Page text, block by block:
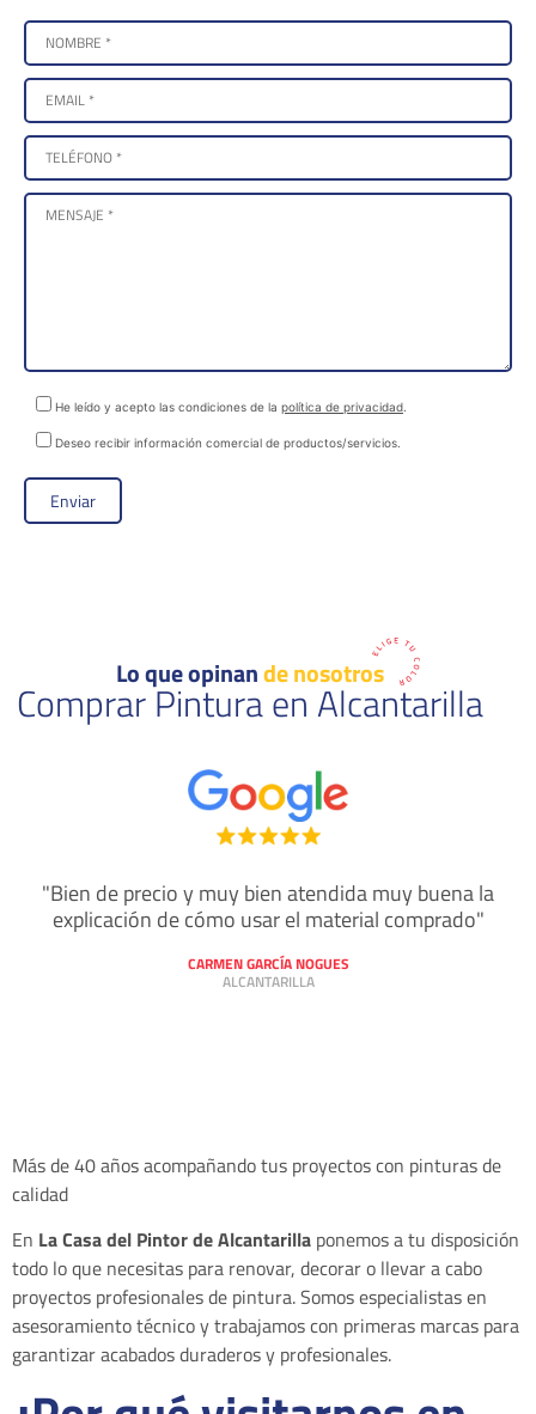
He leído y acepto las condiciones de la política de privacidad
Deseo recibir información comercial de productos/servicios.
Lo que opinande nosotros
Comprar Pintura en Alcantarilla
"Bien de precio y muy bien atendida muy buena la
explicación de cómo usar el material comprado"
CARMEN GARCÍA NOGUES
ALCANTARILLA
Más de 40 años acompañando tus proyectos con pinturas de
calidad
En La Casa del Pintor de Alcantarilla ponemos a tu disposición
todo lo que necesitas para renovar, decorar o llevar a cabo
proyectos profesionales de pintura. Somos especialistas en
asesoramiento técnico y trabajamos con primeras marcas para
garantizar acabados duraderos y profesionales.